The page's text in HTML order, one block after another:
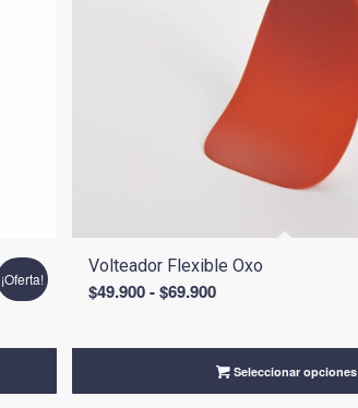
¡Oferta!
Volteador Flexible Oxo
$49.900-$69.900Rango
precios:
desde
$49.900
Seleccionar opciones